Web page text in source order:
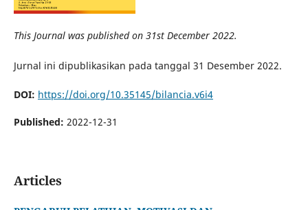
This Journal was published on 31st December 2022.
Jurnal ini dipublikasikan pada tanggal 31 Desember 2022.
DOI: https://doi.org/10.35145/bilancia.v6i4
Published: 2022-12-31
Articles